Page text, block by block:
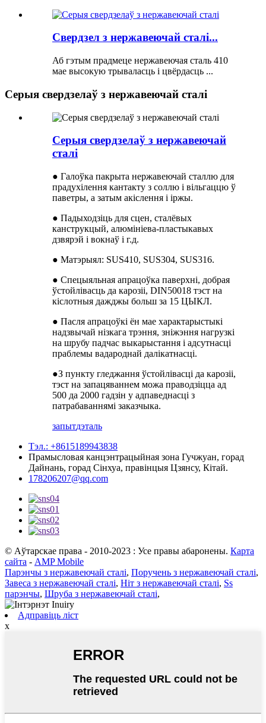
Свердзел з нержавеючай сталі...
Аб гэтым прадмеце нержавеючая сталь 410
мае высокую трываласць і цвёрдасць ...
Серыя свердзелаў з нержавеючай сталі
Серыя свердзелаў з нержавеючай
сталі
● Галоўка пакрыта нержавеючай сталлю для
прадухілення кантакту з соллю і вільгаццю ў
паветры, а затым акіслення і іржы.
● Падыходзіць для сцен, сталёвых
канструкцый, алюмініева-пластыкавых
дзвярэй і вокнаў і г.д.
● Матэрыял: SUS410, SUS304, SUS316.
● Спецыяльная апрацоўка паверхні, добрая
ўстойлівасць да карозіі, DIN50018 тэст на
кіслотныя дажджы больш за 15 ЦЫКЛ.
● Пасля апрацоўкі ён мае характарыстыкі
надзвычай нізкага трэння, зніжэння нагрузкі
на шрубу падчас выкарыстання і адсутнасці
праблемы вадароднай далікатнасці.
●З пункту гледжання ўстойлівасці да карозіі,
тэст на запацяваннем можа праводзіцца ад
500 да 2000 гадзін у адпаведнасці з
патрабаваннямі заказчыка.
запытдэталь
Тэл.: +8615189943838
Прамысловая канцэнтрацыйная зона Гучжуан, горад
Дайнань, горад Сінхуа, правінцыя Цзянсу, Кітай.
178206207@qq.com
© Аўтарскае права - 2010-2023 : Усе правы абаронены. Карта
сайта - AMP Mobile
Парэнчы з нержавеючай сталі, Поручень з нержавеючай сталі,
Завеса з нержавеючай сталі, Ніт з нержавеючай сталі, Ss
парэнчы, Шруба з нержавеючай сталі,
Адправіць ліст
x